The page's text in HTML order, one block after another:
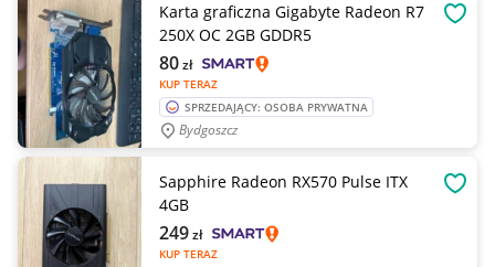
Karta graficzna Gigabyte Radeon R7
250X OC 2GB GDDR5
KUP TERAZ
80zł
SPRZEDAJĄCY: OSOBA PRYWATNA
Bydgoszcz
Sapphire Radeon RX570 Pulse ITX
4GB
KUP TERAZ
249zł